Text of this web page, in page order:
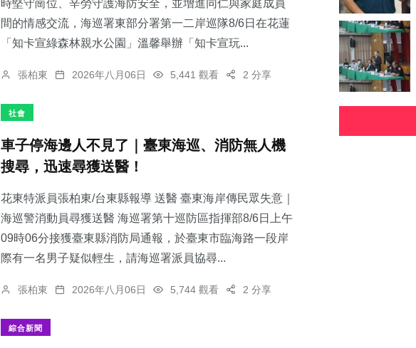
時堅守崗位、辛勞守護海防安全，並增進同仁與家庭成員
間的情感交流，海巡署東部分署第一二岸巡隊8/6日在花蓮
「知卡宣綠森林親水公園」溫馨舉辦「知卡宣玩...
張柏東 2026年八月06日 5,441 觀看 2 分享
社會
車子停海邊人不見了｜臺東海巡、消防無人機
搜尋，迅速尋獲送醫！
花東特派員張柏東/台東縣報導 送醫 臺東海岸傳民眾失意｜
海巡警消動員尋獲送醫 海巡署第十巡防區指揮部8/6日上午
09時06分接獲臺東縣消防局通報，於臺東市臨海路一段岸
際有一名男子疑似輕生，請海巡署派員協尋...
張柏東 2026年八月06日 5,744 觀看 2 分享
綜合新聞